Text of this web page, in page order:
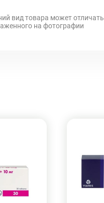
вид товара может
на фотографии